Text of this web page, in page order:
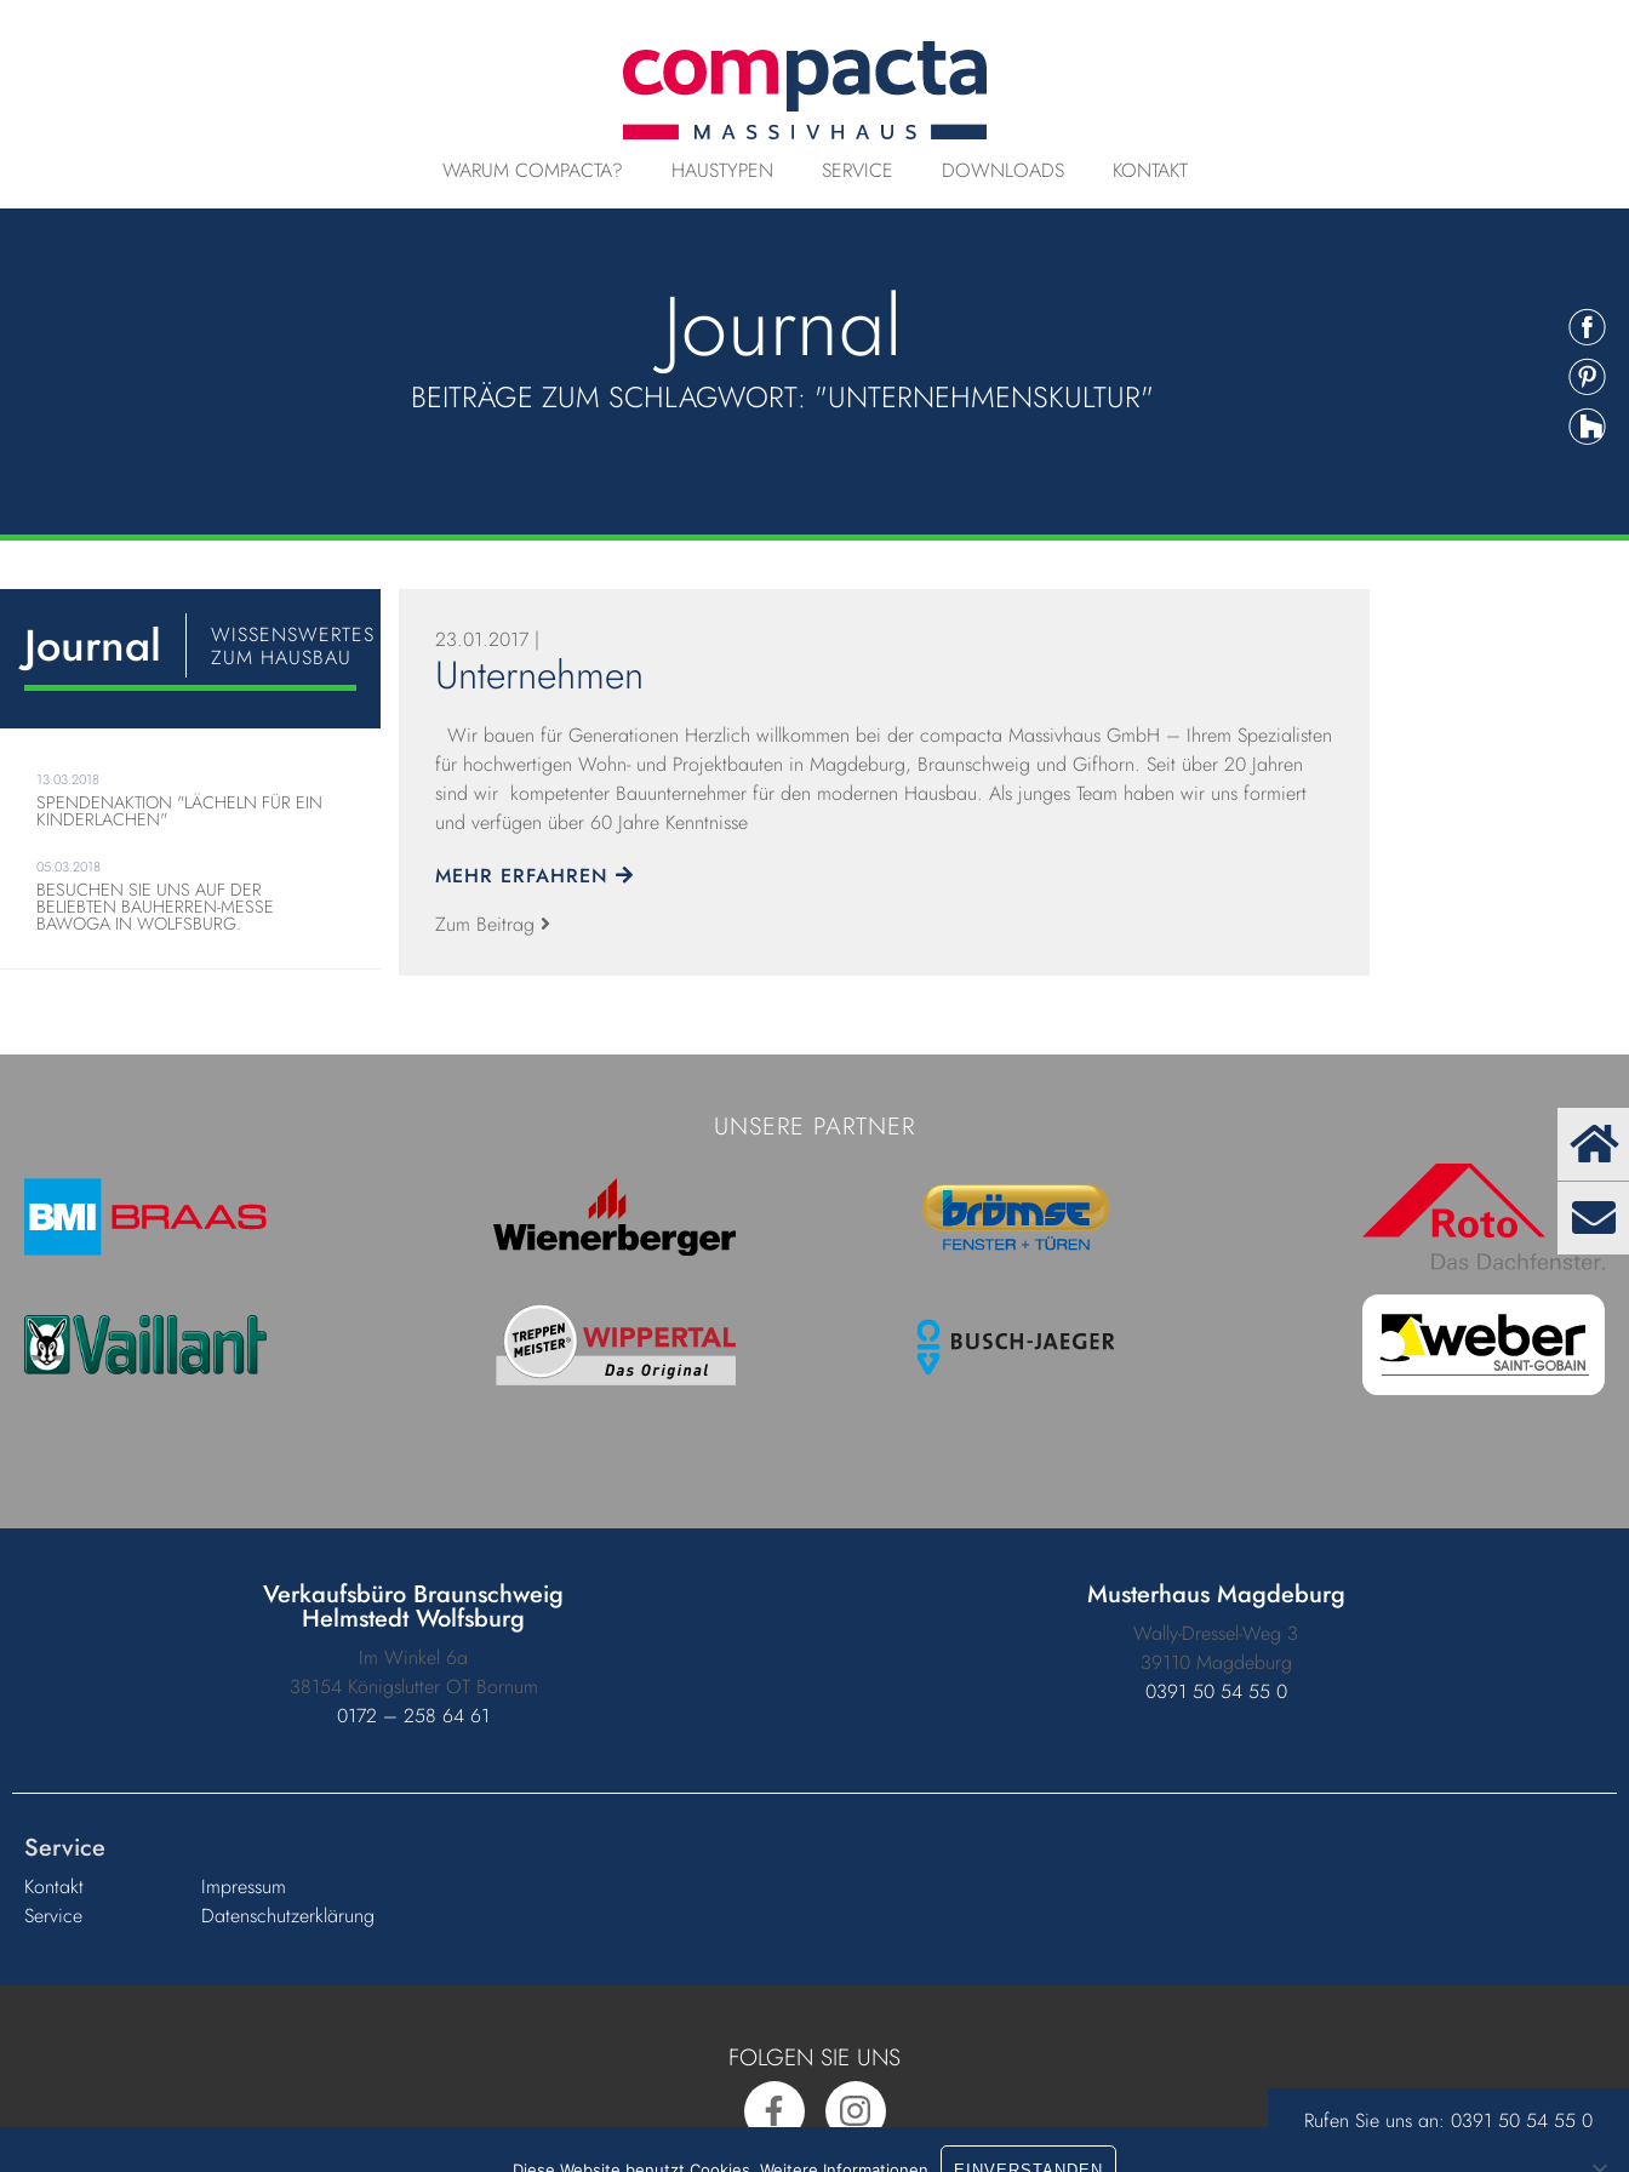
Rufen Sie uns an: 0391 50 54 55 0
WARUM COMPACTA? HAUSTYPEN SERVICE DOWNLOADS KONTAKT
Journal
BEITRÄGE ZUM SCHLAGWORT: "UNTERNEHMENSKULTUR"
Journal
WISSENSWERTES
ZUM HAUSBAU
13.03.2018
SPENDENAKTION "LÄCHELN FÜR EIN
KINDERLACHEN"
05.03.2018
BESUCHEN SIE UNS AUF DER
BELIEBTEN BAUHERREN-MESSE
BAWOGA IN WOLFSBURG.
23.01.2017 |
Unternehmen
Wir bauen für Generationen Herzlich willkommen bei der compacta Massivhaus GmbH – Ihrem Spezialisten
für hochwertigen Wohn- und Projektbauten in Magdeburg, Braunschweig und Gifhorn. Seit über 20 Jahren
sind wir kompetenter Bauunternehmer für den modernen Hausbau. Als junges Team haben wir uns formiert
und verfügen über 60 Jahre Kenntnisse
MEHR ERFAHREN
Zum Beitrag
UNSERE PARTNER
Verkaufsbüro Braunschweig
Helmstedt Wolfsburg
Im Winkel 6a
38154 Königslutter OT Bornum
0172 – 258 64 61
Musterhaus Magdeburg
Wally-Dressel-Weg 3
39110 Magdeburg
0391 50 54 55 0
Service
Kontakt
Service
Impressum
Datenschutzerklärung
FOLGEN SIE UNS